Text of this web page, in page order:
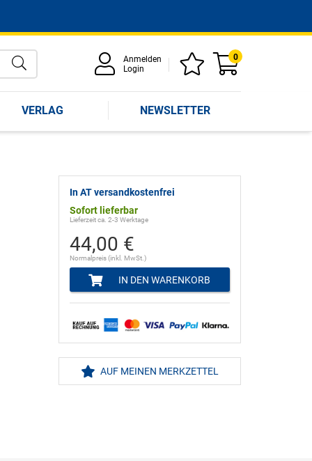
Anmelden
Login
0
VERLAG NEWSLETTER
In AT versandkostenfrei
Sofort lieferbar
Lieferzeit ca. 2-3 Werktage
44,00 €
Normalpreis (inkl. MwSt.)
IN DEN WARENKORB
AUF MEINEN MERKZETTEL